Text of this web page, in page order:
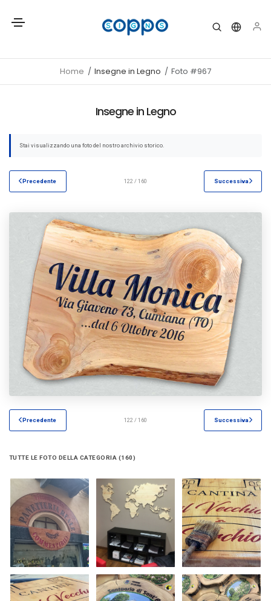
Home Insegne in Legno Foto #967
Insegne in Legno
Stai visualizzando una foto del nostro archivio storico.
Precedente 122 / 160 Successiva
Precedente 122 / 160 Successiva
TUTTE LE FOTO DELLA CATEGORIA (160)